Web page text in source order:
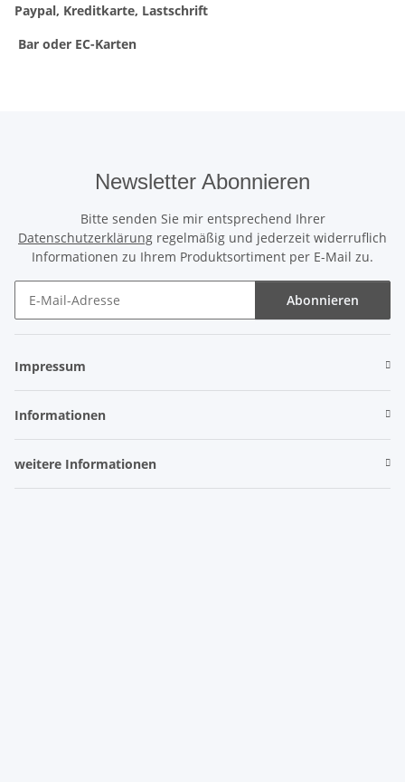
Paypal, Kreditkarte, Lastschrift
Bar oder EC-Karten
Newsletter Abonnieren
Bitte senden Sie mir entsprechend Ihrer
Datenschutzerklärung regelmäßig und jederzeit widerruflich
Informationen zu Ihrem Produktsortiment per E-Mail zu.
Abonnieren
Impressum
Informationen
weitere Informationen